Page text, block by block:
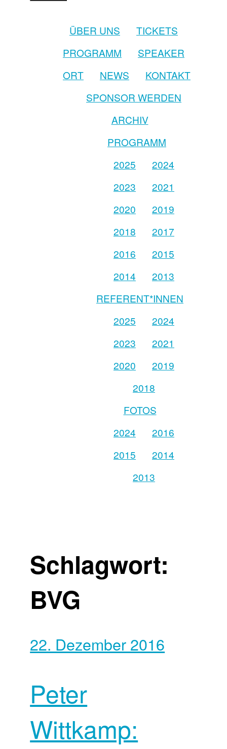
ÜBER UNS
TICKETS
PROGRAMM
SPEAKER
ORT
NEWS
KONTAKT
SPONSOR WERDEN
ARCHIV
PROGRAMM
2025
2024
2023
2021
2020
2019
2018
2017
2016
2015
2014
2013
REFERENT*INNEN
2025
2024
2023
2021
2020
2019
2018
FOTOS
2024
2016
2015
2014
2013
Schlagwort:
BVG
22. Dezember 2016
Peter
Wittkamp: